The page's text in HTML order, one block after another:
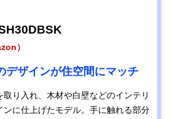
）
デザインが住空間にマッチ
取り入れ、木材や白壁などのインテリ
ンに仕上げたモデル。手に触れる部分